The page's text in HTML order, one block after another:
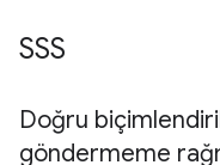
SSS
Doğru
göndermeme